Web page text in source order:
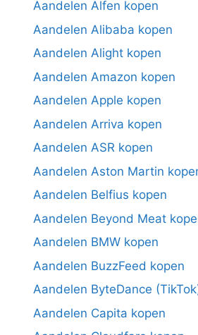
Aandelen Alfen kopen
Aandelen Alibaba kopen
Aandelen Alight kopen
Aandelen Amazon kopen
Aandelen Apple kopen
Aandelen Arriva kopen
Aandelen ASR kopen
Aandelen Aston Martin
Aandelen Belfius kopen
Aandelen Beyond Meat
Aandelen BMW kopen
Aandelen BuzzFeed kopen
Aandelen ByteDance
Aandelen Capita kopen